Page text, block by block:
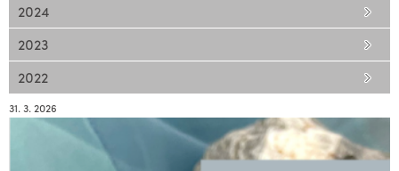
2024
2023
2022
31. 3. 2026